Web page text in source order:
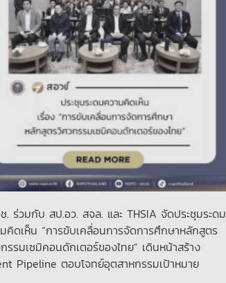
. ร่วมกับ สป.อว. สจล. และ THSIA จัดประชุมระดม
คิดเห็น “การขับเคลื่อนการจัดการศึกษาหลักสูตร
รรมเซมิคอนดักเตอร์ของไทย” เดินหน้าสร้าง
Pipeline ตอบโจทย์อุตสาหกรรมเป้าหมาย